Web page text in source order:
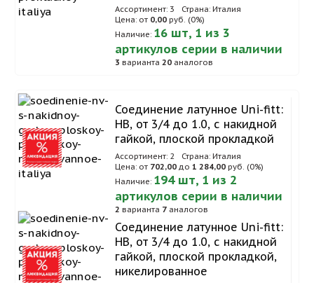
Ассортимент: 3
Страна: Италия
Цена: от 0,00 руб. (0%)
Наличие: 16 шт, 1 из 3
артикулов серии в наличии
3 варианта 20 аналогов
Соединение латунное Uni-fitt:
НВ, от 3/4 до 1.0, с накидной
гайкой, плоской прокладкой
Ассортимент: 2
Страна: Италия
Цена: от 702,00 до 1 284,00 руб. (0%)
Наличие: 194 шт, 1 из 2
артикулов серии в наличии
2 варианта 7 аналогов
Соединение латунное Uni-fitt:
НВ, от 3/4 до 1.0, с накидной
гайкой, плоской прокладкой,
никелированное